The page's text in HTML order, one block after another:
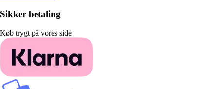
Sikker betaling
Køb trygt på vores side